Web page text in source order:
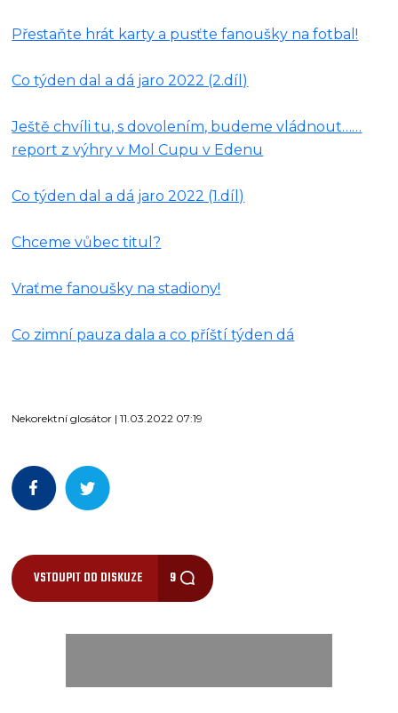
Přestaňte hrát karty a pusťte fanoušky na fotbal!
Co týden dal a dá jaro 2022 (2.díl)
Ještě chvíli tu, s dovolením, budeme vládnout……
report z výhry v Mol Cupu v Edenu
Co týden dal a dá jaro 2022 (1.díl)
Chceme vůbec titul?
Vraťme fanoušky na stadiony!
Co zimní pauza dala a co příští týden dá
Nekorektní glosátor | 11.03.2022 07:19
VSTOUPIT DO DISKUZE 9